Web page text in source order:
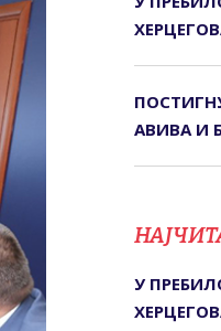
АВИВА И
У